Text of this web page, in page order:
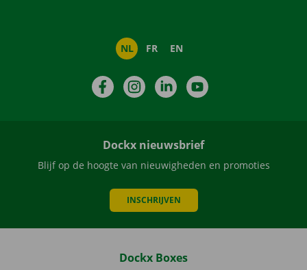
NL FR EN
FacebookInstagramLinkedIn
Dockx nieuwsbrief
Blijf op de hoogte van nieuwigheden en promoties
INSCHRIJVEN
Dockx Boxes